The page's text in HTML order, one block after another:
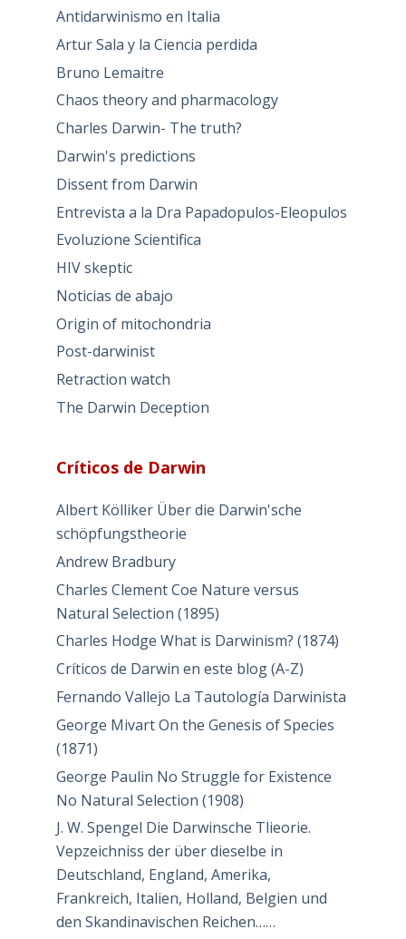
Antidarwinismo en Italia
Artur Sala y la Ciencia perdida
Bruno Lemaitre
Chaos theory and pharmacology
Charles Darwin- The truth?
Darwin's predictions
Dissent from Darwin
Entrevista a la Dra Papadopulos-Eleopulos
Evoluzione Scientifica
HIV skeptic
Noticias de abajo
Origin of mitochondria
Post-darwinist
Retraction watch
The Darwin Deception
Críticos de Darwin
Albert Kölliker Über die Darwin'sche
schöpfungstheorie
Andrew Bradbury
Charles Clement Coe Nature versus
Natural Selection (1895)
Charles Hodge What is Darwinism? (1874)
Críticos de Darwin en este blog (A-Z)
Fernando Vallejo La Tautología Darwinista
George Mivart On the Genesis of Species
(1871)
George Paulin No Struggle for Existence
No Natural Selection (1908)
J. W. Spengel Die Darwinsche Tlieorie.
Vepzeichniss der über dieselbe in
Deutschland, England, Amerika,
Frankreich, Italien, Holland, Belgien und
den Skandinavischen Reichen……